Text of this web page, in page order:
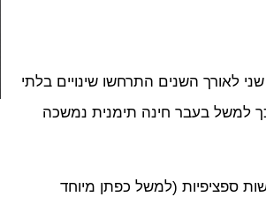
לאורך השנים התרחשו שינויים בלתי
כך למשל בעבר חינה תימנית נמשכה
ספציפיות (למשל כפתן מיוחד